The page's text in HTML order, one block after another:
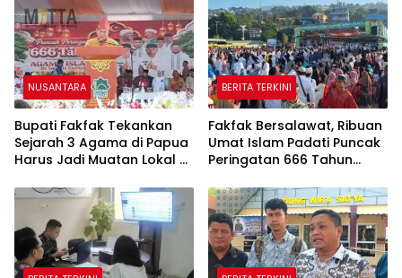
NUSANTARA
Bupati Fakfak Tekankan
Sejarah 3 Agama di Papua
Harus Jadi Muatan Lokal di
BERITA TERKINI
Fakfak Bersalawat, Ribuan
Umat Islam Padati Puncak
Peringatan 666 Tahun